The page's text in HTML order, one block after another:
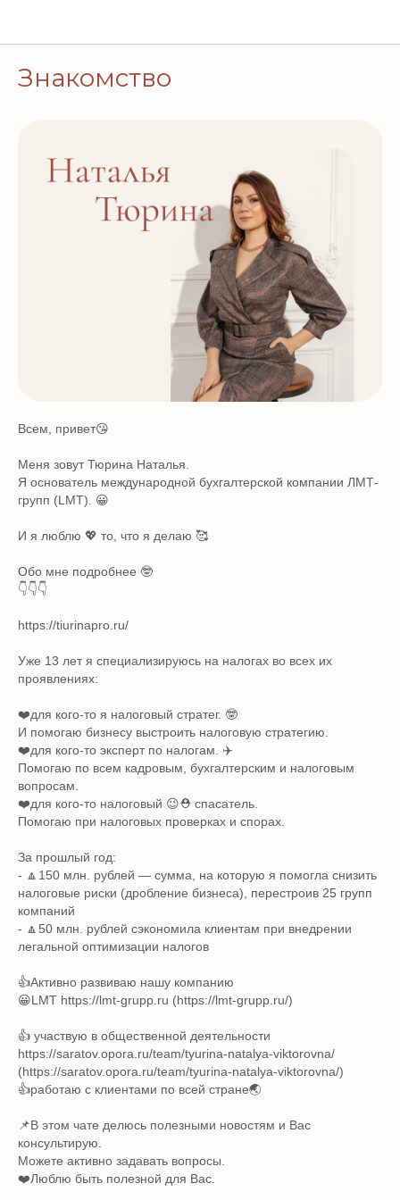
Знакомство
Всем, привет😘
Меня зовут Тюрина Наталья.
Я основатель международной бухгалтерской компании ЛМТ-
групп (LMT). 😀
И я люблю 💖 то, что я делаю 🥰
Обо мне подробнее 🤓
👇👇👇
https://tiurinapro.ru/
Уже 13 лет я специализируюсь на налогах во всех их
проявлениях:
❤️для кого-то я налоговый стратег. 🤓
И помогаю бизнесу выстроить налоговую стратегию.
❤️для кого-то эксперт по налогам. ✈️
Помогаю по всем кадровым, бухгалтерским и налоговым
вопросам.
❤️для кого-то налоговый 😉⛑️ спасатель.
Помогаю при налоговых проверках и спорах.
За прошлый год:
- 🔼150 млн. рублей — сумма, на которую я помогла снизить
налоговые риски (дробление бизнеса), перестроив 25 групп
компаний
- 🔼50 млн. рублей сэкономила клиентам при внедрении
легальной оптимизации налогов
👍Активно развиваю нашу компанию
😀LMT https://lmt-grupp.ru (https://lmt-grupp.ru/)
👍 участвую в общественной деятельности
https://saratov.opora.ru/team/tyurina-natalya-viktorovna/
(https://saratov.opora.ru/team/tyurina-natalya-viktorovna/)
👍работаю с клиентами по всей стране🌏
📌В этом чате делюсь полезными новостям и Вас
консультирую.
Можете активно задавать вопросы.
❤️Люблю быть полезной для Вас.